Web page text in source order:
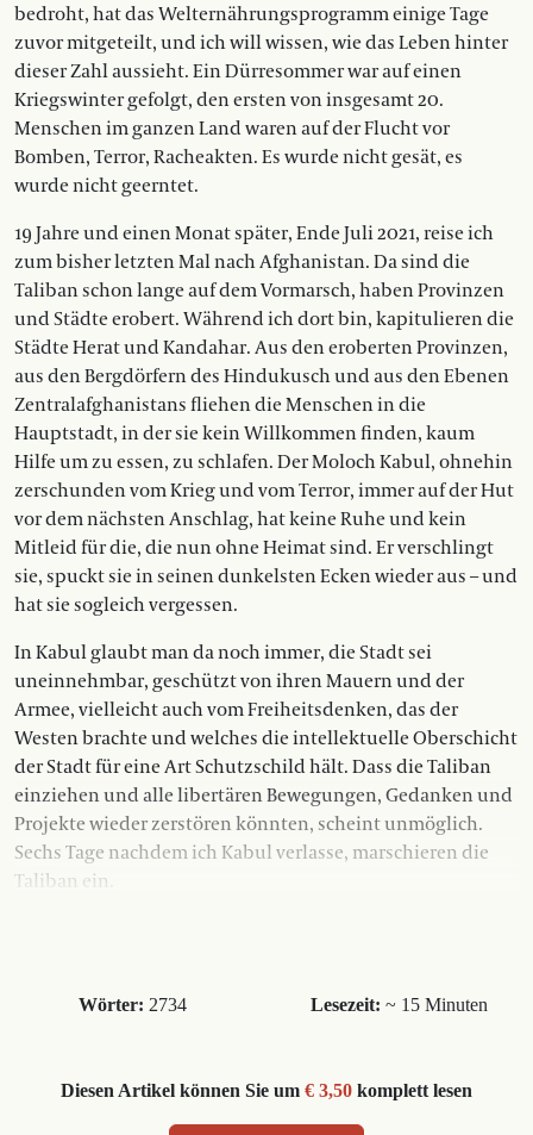
bedroht, hat das Welternährungsprogramm einige Tage
zuvor mitgeteilt, und ich will wissen, wie das Leben hinter
dieser Zahl aussieht. Ein Dürresommer war auf einen
Kriegswinter gefolgt, den ersten von insgesamt 20.
Menschen im ganzen Land waren auf der Flucht vor
Bomben, Terror, Racheakten. Es wurde nicht gesät, es
wurde nicht geerntet.
19 Jahre und einen Monat später, Ende Juli 2021, reise ich
zum bisher letzten Mal nach Afghanistan. Da sind die
Taliban schon lange auf dem Vormarsch, haben Provinzen
und Städte erobert. Während ich dort bin, kapitulieren die
Städte Herat und Kandahar. Aus den eroberten Provinzen,
aus den Bergdörfern des Hindukusch und aus den Ebenen
Zentralafghanistans fliehen die Menschen in die
Hauptstadt, in der sie kein Willkommen finden, kaum
Hilfe um zu essen, zu schlafen. Der Moloch Kabul, ohnehin
zerschunden vom Krieg und vom Terror, immer auf der Hut
vor dem nächsten Anschlag, hat keine Ruhe und kein
Mitleid für die, die nun ohne Heimat sind. Er verschlingt
sie, spuckt sie in seinen dunkelsten Ecken wieder aus – und
hat sie sogleich vergessen.
In Kabul glaubt man da noch immer, die Stadt sei
uneinnehmbar, geschützt von ihren Mauern und der
Armee, vielleicht auch vom Freiheitsdenken, das der
Westen brachte und welches die intellektuelle Oberschicht
der Stadt für eine Art Schutzschild hält. Dass die Taliban
einziehen und alle libertären Bewegungen, Gedanken und
Projekte wieder zerstören könnten, scheint unmöglich.
Sechs Tage nachdem ich Kabul verlasse, marschieren die
Taliban ein.
Wörter: 2734 Lesezeit: ~ 15 Minuten
Diesen Artikel können Sie um € 3,50komplett lesen